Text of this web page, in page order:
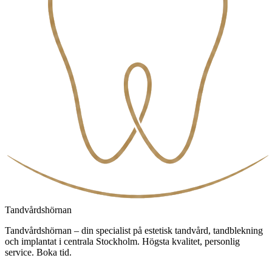
Tandvårdshörnan
Tandvårdshörnan – din specialist på estetisk tandvård, tandblekning
och implantat i centrala Stockholm. Högsta kvalitet, personlig
service. Boka tid.